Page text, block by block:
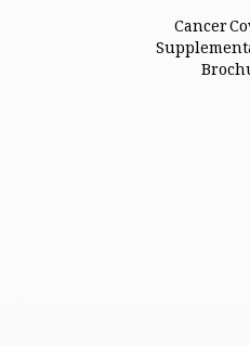
Cancer